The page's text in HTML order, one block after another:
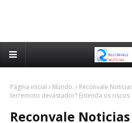
Página inicial Mundo.
Reconvale
terremoto devastador? Entenda os riscos
Reconvale